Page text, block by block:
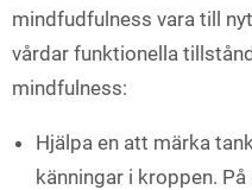
mindfudfulness vara till
vårdar funktionella
mindfulness:
Hjälpa en att märka
känningar i kroppen.